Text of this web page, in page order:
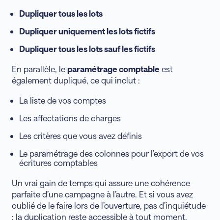
Dupliquer tous les lots
Dupliquer uniquement les lots fictifs
Dupliquer tous les lots sauf les fictifs
En parallèle, le paramétrage comptable est
également dupliqué, ce qui inclut :
La liste de vos comptes
Les affectations de charges
Les critères que vous avez définis
Le paramétrage des colonnes pour l’export de vos
écritures comptables
Un vrai gain de temps qui assure une cohérence
parfaite d’une campagne à l’autre. Et si vous avez
oublié de le faire lors de l’ouverture, pas d’inquiétude
: la duplication reste accessible à tout moment.